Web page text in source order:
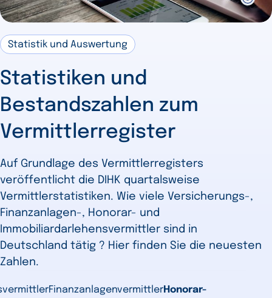
Statistik und Auswertung
Statistiken und
Bestandszahlen zum
Vermittlerregister
Auf Grundlage des Vermittlerregisters
veröffentlicht die DIHK quartalsweise
Vermittlerstatistiken. Wie viele Versicherungs-,
Finanzanlagen-, Honorar- und
Immobiliardarlehensvermittler sind in
Deutschland tätig ? Hier finden Sie die neuesten
Zahlen.
FinanzanlagenvermittlerHonorar-